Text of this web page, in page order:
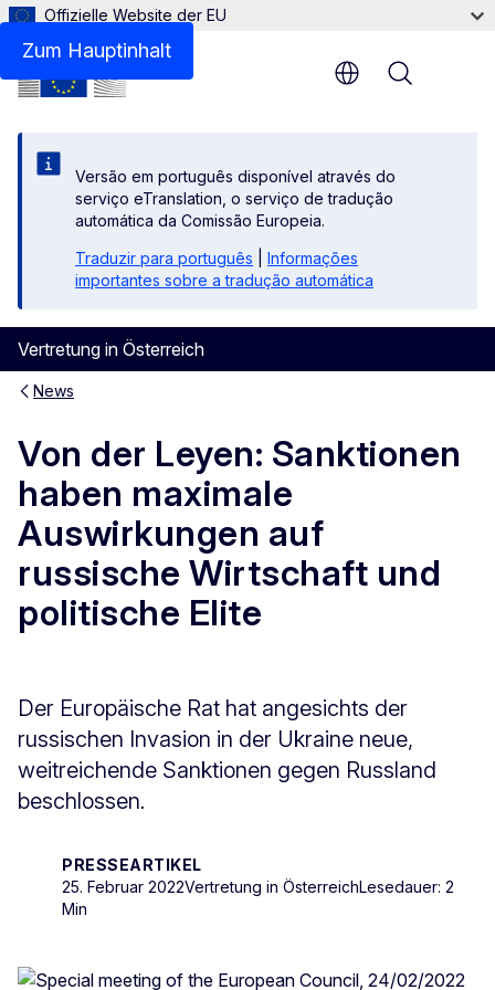
Zum Hauptinhalt
Offizielle Website der EU
Versão em português disponível através do
serviço eTranslation, o serviço de tradução
automática da Comissão Europeia.
Traduzir para português
Informações
importantes sobre a tradução automática
Vertretung in Österreich
Menu
News
Von der Leyen: Sanktionen
haben maximale
Auswirkungen auf
russische Wirtschaft und
politische Elite
Der Europäische Rat hat angesichts der
russischen Invasion in der Ukraine neue,
weitreichende Sanktionen gegen Russland
beschlossen.
PRESSEARTIKEL
25. Februar 2022Vertretung in ÖsterreichLesedauer: 2
Min